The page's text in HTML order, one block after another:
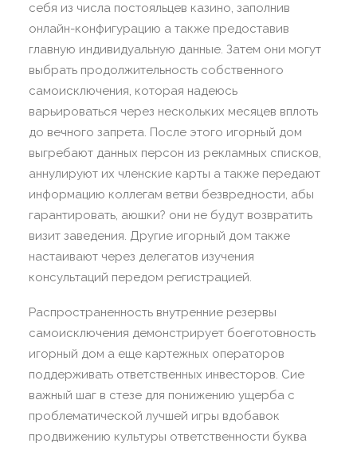
себя из числа постояльцев казино, заполнив
онлайн-конфигурацию а также предоставив
главную индивидуальную данные. Затем они могут
выбрать продолжительность собственного
самоисключения, которая надеюсь
варьироваться через нескольких месяцев вплоть
до вечного запрета. После этого игорный дом
выгребают данных персон из рекламных списков,
аннулируют их членские карты а также передают
информацию коллегам ветви безвредности, абы
гарантировать, аюшки? они не будут возвратить
визит заведения. Другие игорный дом также
настаивают через делегатов изучения
консультаций передом регистрацией.
Распространенность внутренние резервы
самоисключения демонстрирует боеготовность
игорный дом а еще картежных операторов
поддерживать ответственных инвесторов. Сие
важный шаг в стезе для понижению ущерба с
проблематической лучшей игры вдобавок
продвижению культуры ответственности буква